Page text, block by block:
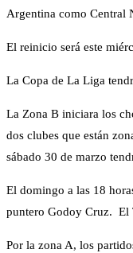
Argentina como Central
El reinicio será este
La Copa de La Liga
La Zona B iniciara los
dos clubes que están
sábado 30 de marzo
El domingo a las 18
puntero Godoy Cruz. El
Por la zona A, los